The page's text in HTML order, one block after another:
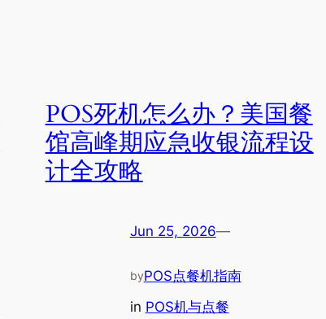
POS死机怎么办？美国餐
馆高峰期应急收银流程设
计全攻略
Jun 25, 2026—
byPOS点餐机指南
in POS机与点餐